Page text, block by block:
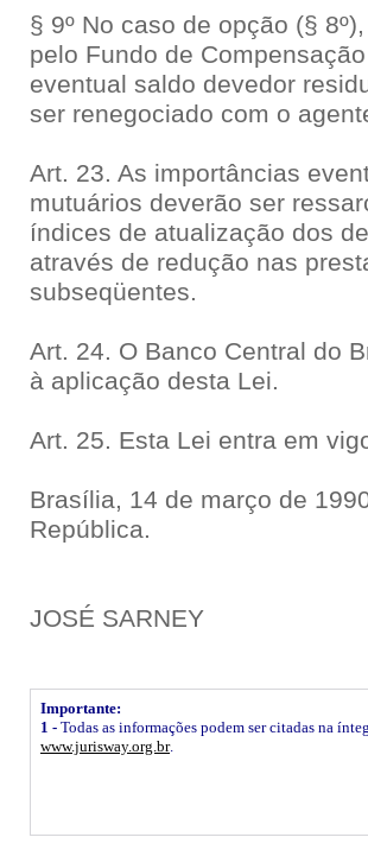
§ 9º No caso de opção (§
pelo Fundo de
eventual saldo devedor
ser renegociado com o
Art. 23. As importâncias
mutuários deverão ser
índices de atualização dos
através de redução nas
subseqüentes.
Art. 24. O Banco Central do
à aplicação desta Lei.
Art. 25. Esta Lei entra em
Brasília, 14 de março de
República.
JOSÉ SARNEY
Importante:
1 - Todas as informações podem ser citadas na
www.jurisway.org.br.